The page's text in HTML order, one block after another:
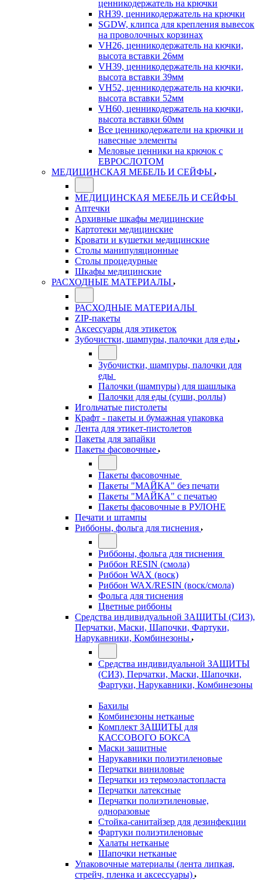
ценникодержатель на крючки
RH39, ценникодержатель на крючки
SGDW, клипса для крепления вывесок
на проволочных корзинах
VH26, ценникодержатель на кючки,
высота вставки 26мм
VH39, ценникодержатель на кючки,
высота вставки 39мм
VH52, ценникодержатель на кючки,
высота вставки 52мм
VH60, ценникодержатель на кючки,
высота вставки 60мм
Все ценникодержатели на крючки и
навесные элементы
Меловые ценники на крючок с
ЕВРОСЛОТОМ
МЕДИЦИНСКАЯ МЕБЕЛЬ И СЕЙФЫ
МЕДИЦИНСКАЯ МЕБЕЛЬ И СЕЙФЫ
Аптечки
Архивные шкафы медицинские
Картотеки медицинские
Кровати и кушетки медицинские
Столы манипуляционные
Столы процедурные
Шкафы медицинские
РАСХОДНЫЕ МАТЕРИАЛЫ
РАСХОДНЫЕ МАТЕРИАЛЫ
ZIP-пакеты
Аксессуары для этикеток
Зубочистки, шампуры, палочки для еды
Зубочистки, шампуры, палочки для
еды
Палочки (шампуры) для шашлыка
Палочки для еды (суши, роллы)
Игольчатые пистолеты
Крафт - пакеты и бумажная упаковка
Лента для этикет-пистолетов
Пакеты для запайки
Пакеты фасовочные
Пакеты фасовочные
Пакеты "МАЙКА" без печати
Пакеты "МАЙКА" с печатью
Пакеты фасовочные в РУЛОНЕ
Печати и штампы
Риббоны, фольга для тиснения
Риббоны, фольга для тиснения
Риббон RESIN (смола)
Риббон WAX (воск)
Риббон WAX/RESIN (воск/смола)
Фольга для тиснения
Цветные риббоны
Средства индивидуальной ЗАЩИТЫ (СИЗ),
Перчатки, Маски, Шапочки, Фартуки,
Нарукавники, Комбинезоны
Средства индивидуальной ЗАЩИТЫ
(СИЗ), Перчатки, Маски, Шапочки,
Фартуки, Нарукавники, Комбинезоны
Бахилы
Комбинезоны нетканые
Комплект ЗАЩИТЫ для
КАССОВОГО БОКСА
Маски защитные
Нарукавники полиэтиленовые
Перчатки виниловые
Перчатки из термоэластопласта
Перчатки латексные
Перчатки полиэтиленовые,
одноразовые
Стойка-санитайзер для дезинфекции
Фартуки полиэтиленовые
Халаты нетканые
Шапочки нетканые
Упаковочные материалы (лента липкая,
стрейч, пленка и аксессуары)